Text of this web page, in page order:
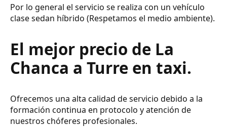
Por lo general el servicio se realiza con un vehículo
clase sedan híbrido (Respetamos el medio ambiente).
El mejor precio de La
Chanca a Turre en taxi.
Ofrecemos una alta calidad de servicio debido a la
formación continua en protocolo y atención de
nuestros chóferes profesionales.